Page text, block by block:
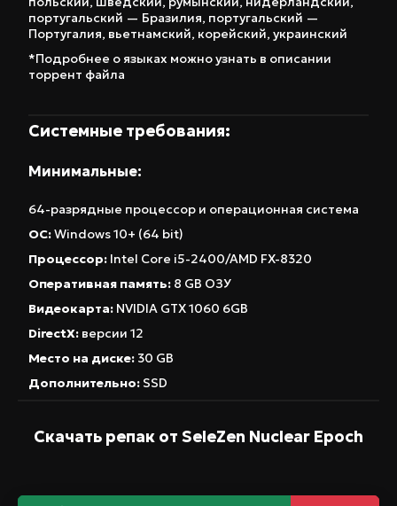
продавать редкие предметы и получать
реальную выгоду; система приручения и
разведения мутировавших питомцев с
возможностью селекции для получения более
оружия, позволяющая создавать уникальные
Epoch – отличный выбор для тех, кто ищет
выживания в открытом мире. Скачайте Nuclear
Epoch на ПК и окунитесь в мир, где вы сами
определяете свою судьбу. Игра идеально
подойдет любителям RPG, поклонникам
выживания и всем, кто ценит свободу
действий и возможность создавать свою
историю. Nuclear Epoch заслуживает внимания
благодаря своей глубокой системе крафта,
экономической составляющей. Вы можете
португальский — Бразилия, португальский —
Португалия, вьетнамский, корейский, украинский
*Подробнее о языках можно узнать в описании
торрент файла
Системные требования:
Минимальные:
64-разрядные процессор и операционная система
ОС:Windows 10+ (64 bit)
Процессор: Intel Core i5-2400/AMD FX-8320
Оперативная память: 8 GB ОЗУ
Видеокарта: NVIDIA GTX 1060 6GB
DirectX: версии 12
Место на диске: 30 GB
Дополнительно: SSD
Скачать репак от SeleZen Nuclear Epoch